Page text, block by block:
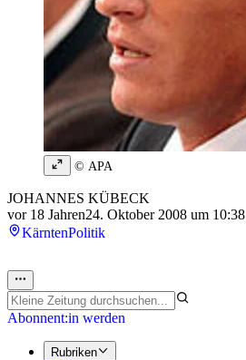
© APA
JOHANNES KÜBECK
vor 18 Jahren24. Oktober 2008 um 10:38
KärntenPolitik
Abonnent:in werden
Rubriken